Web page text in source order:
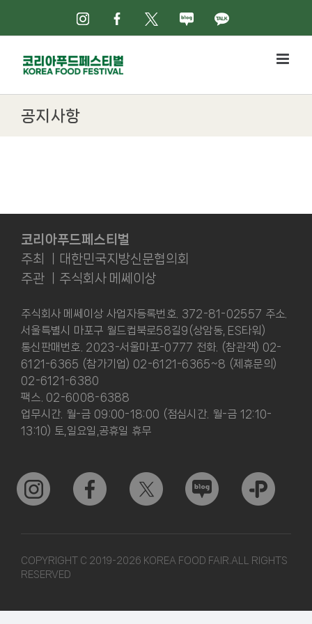
인스타그램
페이스북
X 네이버블로그
카카오톡
공지사항
코리아푸드페스티벌
주최 ㅣ대한민국지방신문협의회
주관 ㅣ주식회사 메쎄이상
주식회사 메쎄이상 사업자등록번호. 372-81-02557 주소.
서울특별시 마포구 월드컵북로58길9(상암동, ES타워)
통신판매번호. 2023-서울마포-0777 전화. (참관객) 02-
6121-6365 (참가기업) 02-6121-6365~8 (제휴문의)
02-6121-6380
팩스. 02-6008-6388
업무시간. 월-금 09:00-18:00 (점심시간. 월-금 12:10-
13:10) 토,일요일,공휴일 휴무
COPYRIGHT C 2019-2026 KOREA FOOD FAIR.ALL RIGHTS
RESERVED